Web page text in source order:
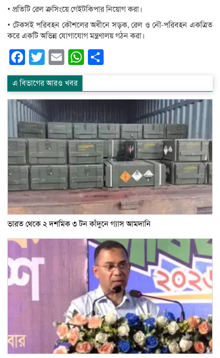
• প্রতিটি রেল ক্রসিংয়ে গেইটকিপার নিয়োগ করা।
• টেকসই পরিবহন কৌশলের অধীনে সড়ক, রেল ও নৌ-পরিবহন একত্রিত
করে একটি অভিন্ন যোগাযোগ মন্ত্রণালয় গঠন করা।
Facebook
Twitter
EmailWhatsApp
এ বিভাগের আরও খবর
ভারত থেকে ২ দশমিক ৩ টন কাঁদুনে গ্যাস আমদানি